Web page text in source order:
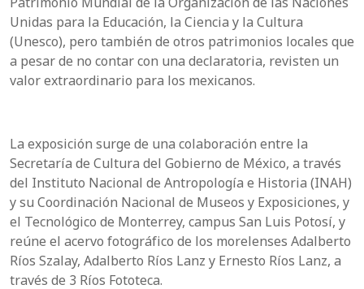
Unidas para la Educación, la Ciencia y la Cultura
(Unesco), pero también de otros patrimonios locales que
a pesar de no contar con una declaratoria, revisten un
valor extraordinario para los mexicanos.
La exposición surge de una colaboración entre la
Secretaría de Cultura del Gobierno de México, a través
del Instituto Nacional de Antropología e Historia (INAH)
y su Coordinación Nacional de Museos y Exposiciones, y
el Tecnológico de Monterrey, campus San Luis Potosí, y
reúne el acervo fotográfico de los morelenses Adalberto
Ríos Szalay, Adalberto Ríos Lanz y Ernesto Ríos Lanz, a
través de 3 Ríos Fototeca.